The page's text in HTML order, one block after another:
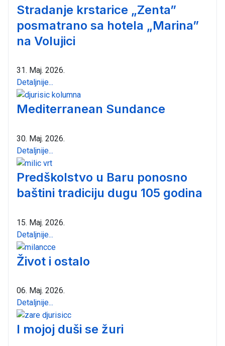
Stradanje krstarice „Zenta”
posmatrano sa hotela „Marina”
na Volujici
31. Maj. 2026.
Detaljnije...
Mediterranean Sundance
30. Maj. 2026.
Detaljnije...
Predškolstvo u Baru ponosno
baštini tradiciju dugu 105 godina
15. Maj. 2026.
Detaljnije...
Život i ostalo
06. Maj. 2026.
Detaljnije...
I mojoj duši se žuri